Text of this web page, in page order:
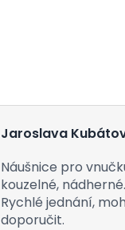
Jaroslava
Náušnice pro
kouzelné, nádherné.
Rychlé jednání,
doporučit.